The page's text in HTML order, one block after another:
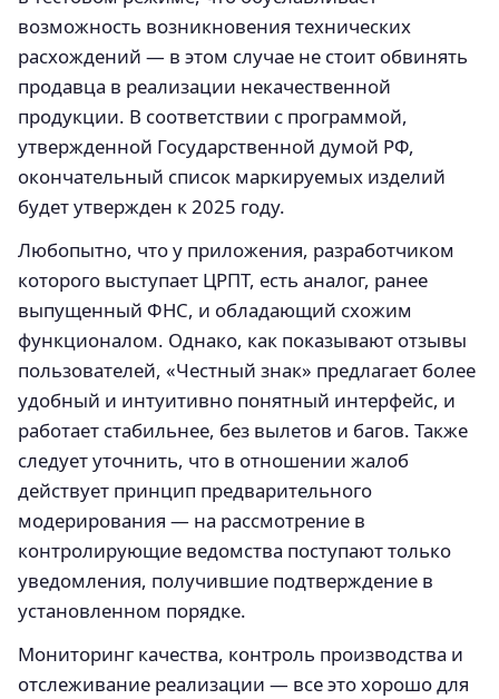
возможность возникновения технических
расхождений — в этом случае не стоит обвинять
продавца в реализации некачественной
продукции. В соответствии с программой,
утвержденной Государственной думой РФ,
окончательный список маркируемых изделий
будет утвержден к 2025 году.
Любопытно, что у приложения, разработчиком
которого выступает ЦРПТ, есть аналог, ранее
выпущенный ФНС, и обладающий схожим
функционалом. Однако, как показывают отзывы
пользователей, «Честный знак» предлагает более
удобный и интуитивно понятный интерфейс, и
работает стабильнее, без вылетов и багов. Также
следует уточнить, что в отношении жалоб
действует принцип предварительного
модерирования — на рассмотрение в
контролирующие ведомства поступают только
уведомления, получившие подтверждение в
установленном порядке.
Мониторинг качества, контроль производства и
отслеживание реализации — все это хорошо для